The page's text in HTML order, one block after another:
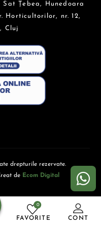
CONT
FAVORITE
0
Sat Țebea, Hunedoara
Horticultorilor, nr. 12,
Cluj
drepturile rezervate.
de Ecom Digital